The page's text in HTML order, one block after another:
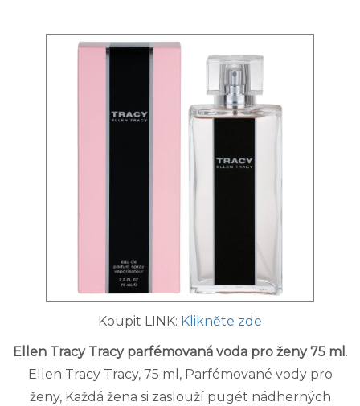
Koupit LINK: Klikněte zde
Ellen Tracy Tracy parfémovaná voda pro ženy 75 ml .
Ellen Tracy Tracy, 75 ml, Parfémované vody pro
ženy, Každá žena si zaslouží pugét nádherných